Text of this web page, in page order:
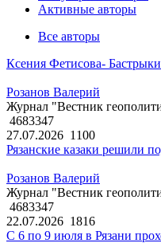
Активные авторы
Все авторы
Ксения Фетисова-
Розанов Валерий
Журнал "Вестник
4683347
27.07.2026 1100
Рязанские казаки решили
Розанов Валерий
Журнал "Вестник
4683347
22.07.2026 1816
С 6 по 9 июля в Рязани